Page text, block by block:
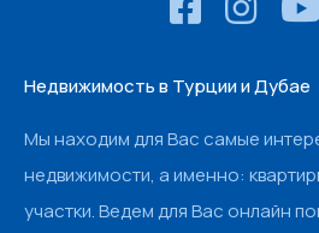
Недвижимость в Турции и Дубае
Мы находим для Вас самые
недвижимости, а именно:
участки. Ведем для Вас онлайн